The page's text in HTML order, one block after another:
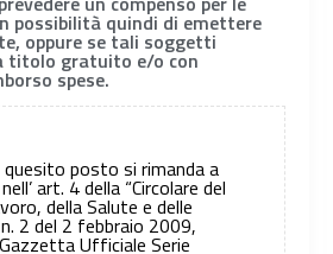
possibilità quindi di emettere
oppure se tali soggetti
titolo gratuito e/o con
spese.
posto si rimanda a
art. 4 della “Circolare del
della Salute e delle
2 del 2 febbraio 2009,
Ufficiale Serie